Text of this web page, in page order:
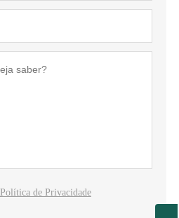
Política de Privacidade